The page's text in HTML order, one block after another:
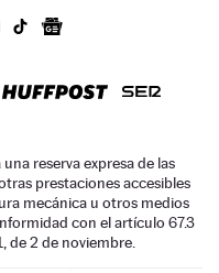
una reserva expresa de las
prestaciones accesibles
mecánica u otros medios
con el artículo 67.3
de 2 de noviembre.